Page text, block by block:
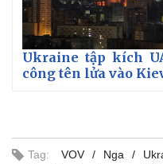
Ukraine tập kích
công tên lửa vào
Tag: VOV Nga